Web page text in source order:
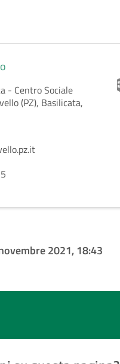
- Centro Sociale
(PZ), Basilicata,
2021, 18:43